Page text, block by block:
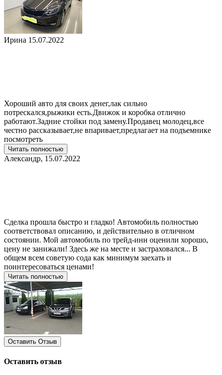
Ирина 15.07.2022
Хороший авто для своих денег,лак сильно
потрескался,рыжики есть.Движок и коробка отлично
работают.Задние стойки под замену.Продавец молодец,все
честно рассказывает,не впаривает,предлагает на подъемнике
посмотреть
Читать полностью
Александр, 15.07.2022
Сделка прошла быстро и гладко! Автомобиль полностью
соответствовал описанию, и действительно в отличном
состоянии. Мой автомобиль по трейд-инн оценили хорошо,
цену не занижали! Здесь же на месте и застраховался... В
общем всем советую сода как минимум заехать и
поинтересоваться ценами!
Читать полностью
Оставить Отзыв
Оставить отзыв